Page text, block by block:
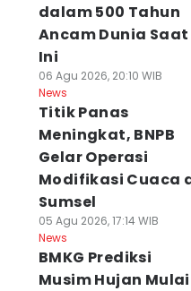
dalam 500 Tahun
Ancam Dunia Saat
Ini
06 Agu 2026, 20:10 WIB
News
Titik Panas
Meningkat, BNPB
Gelar Operasi
Modifikasi Cuaca
Sumsel
05 Agu 2026, 17:14 WIB
News
BMKG Prediksi
Musim Hujan Mulai